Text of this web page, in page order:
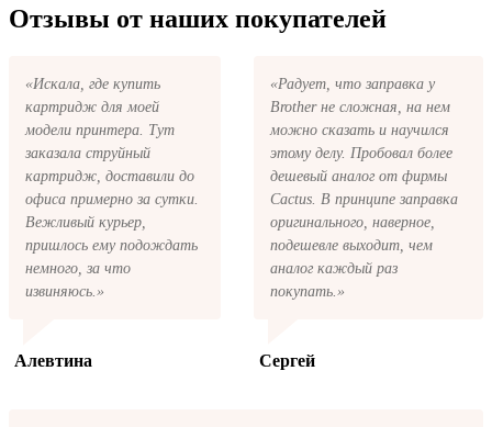
моделей принтеров.
Toshiba 1550 series на указанную вами
электронную почту придёт письмо с копией
чтобы оформить доставку. Если вы не
получили письмо с копией заказа,
пожалуйста, свяжитесь с нами через сервис
обратная связь, или позвоните.
Отзывы от наших покупателей
«Искала, где купить
картридж для моей
модели принтера. Тут
заказала струйный
картридж, доставили до
офиса примерно за сутки.
Вежливый курьер,
пришлось ему подождать
немного, за что
извиняюсь.»
Алевтина
«Радует, что заправка у
Brother не сложная, на нем
можно сказать и научился
этому делу. Пробовал более
дешевый аналог от фирмы
Cactus. В принципе заправка
оригинального, наверное,
подешевле выходит, чем
аналог каждый раз
покупать.»
Сергей